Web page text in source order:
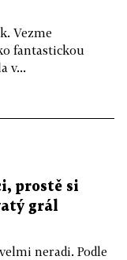
Vezme
fantastickou
v...
prostě si
grál
neradi. Podle